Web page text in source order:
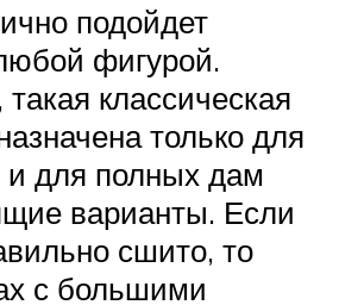
подойдет
фигурой.
классическая
только для
и для полных дам
варианты. Если
сшито, то
с большими